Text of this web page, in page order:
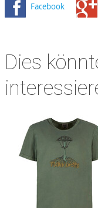
Facebook
Dies